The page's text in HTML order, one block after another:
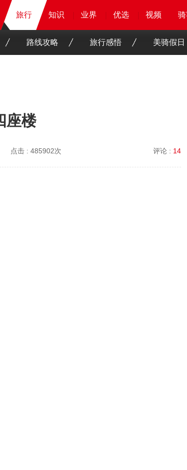
知识 业界 优选 骑客
旅行 知识 业界 优选 骑客
旅行 知识 业界 优选 视频
旅行 知识 业界 优选 视频
路线攻略 旅行感悟 美骑假日
座楼
点击 : 485902次 评论 : 14